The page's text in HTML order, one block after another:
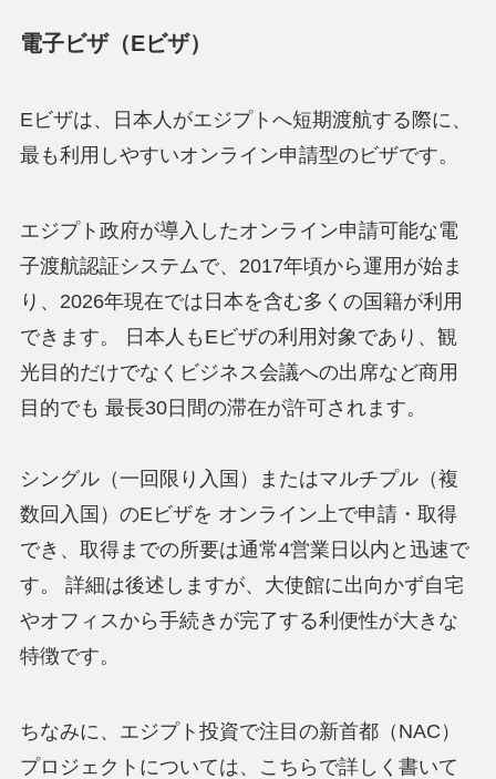
電子ビザ（Eビザ）
Eビザは、日本人がエジプトへ短期渡航する際に、
最も利用しやすいオンライン申請型のビザです。
エジプト政府が導入したオンライン申請可能な電
子渡航認証システムで、2017年頃から運用が始ま
り、2026年現在では日本を含む多くの国籍が利用
できます。 日本人もEビザの利用対象であり、観
光目的だけでなくビジネス会議への出席など商用
目的でも 最長30日間の滞在が許可されます。
シングル（一回限り入国）またはマルチプル（複
数回入国）のEビザを オンライン上で申請・取得
でき、取得までの所要は通常4営業日以内と迅速で
す。 詳細は後述しますが、大使館に出向かず自宅
やオフィスから手続きが完了する利便性が大きな
特徴です。
ちなみに、エジプト投資で注目の新首都（NAC）
プロジェクトについては、こちらで詳しく書いて